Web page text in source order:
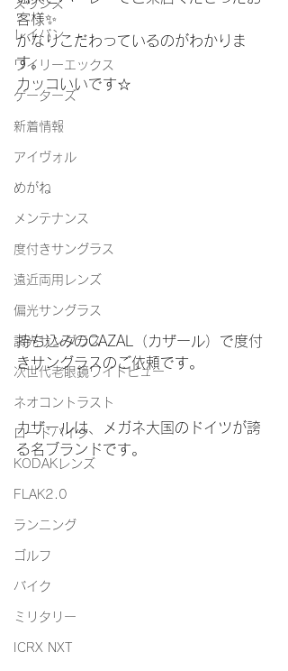
スワンズ
レイバン
ワイリーエックス
ゲーターズ
新着情報
アイヴォル
めがね
メンテナンス
度付きサングラス
遠近両用レンズ
偏光サングラス
調光サングラス
次世代老眼鏡ワイドビュー
ネオコントラスト
ロードバイク
KODAKレンズ
FLAK2.0
ランニング
ゴルフ
バイク
ミリタリー
ICRX NXT
客様✨
かなりこだわっているのがわかりま
す。
カッコいいです☆
持ち込みのCAZAL（カザール）で度付
きサングラスのご依頼です。
カザールは、メガネ大国のドイツが誇
る名ブランドです。